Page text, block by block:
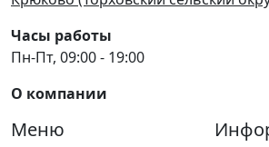
Часы работы
Пн-Пт, 09:00 - 19:00
О компании
Меню